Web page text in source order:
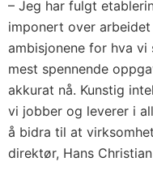
– Jeg har fulgt
imponert over
ambisjonene for hva
mest spennende
akkurat nå. Kunstig
vi jobber og leverer i
å bidra til at
direktør, Hans